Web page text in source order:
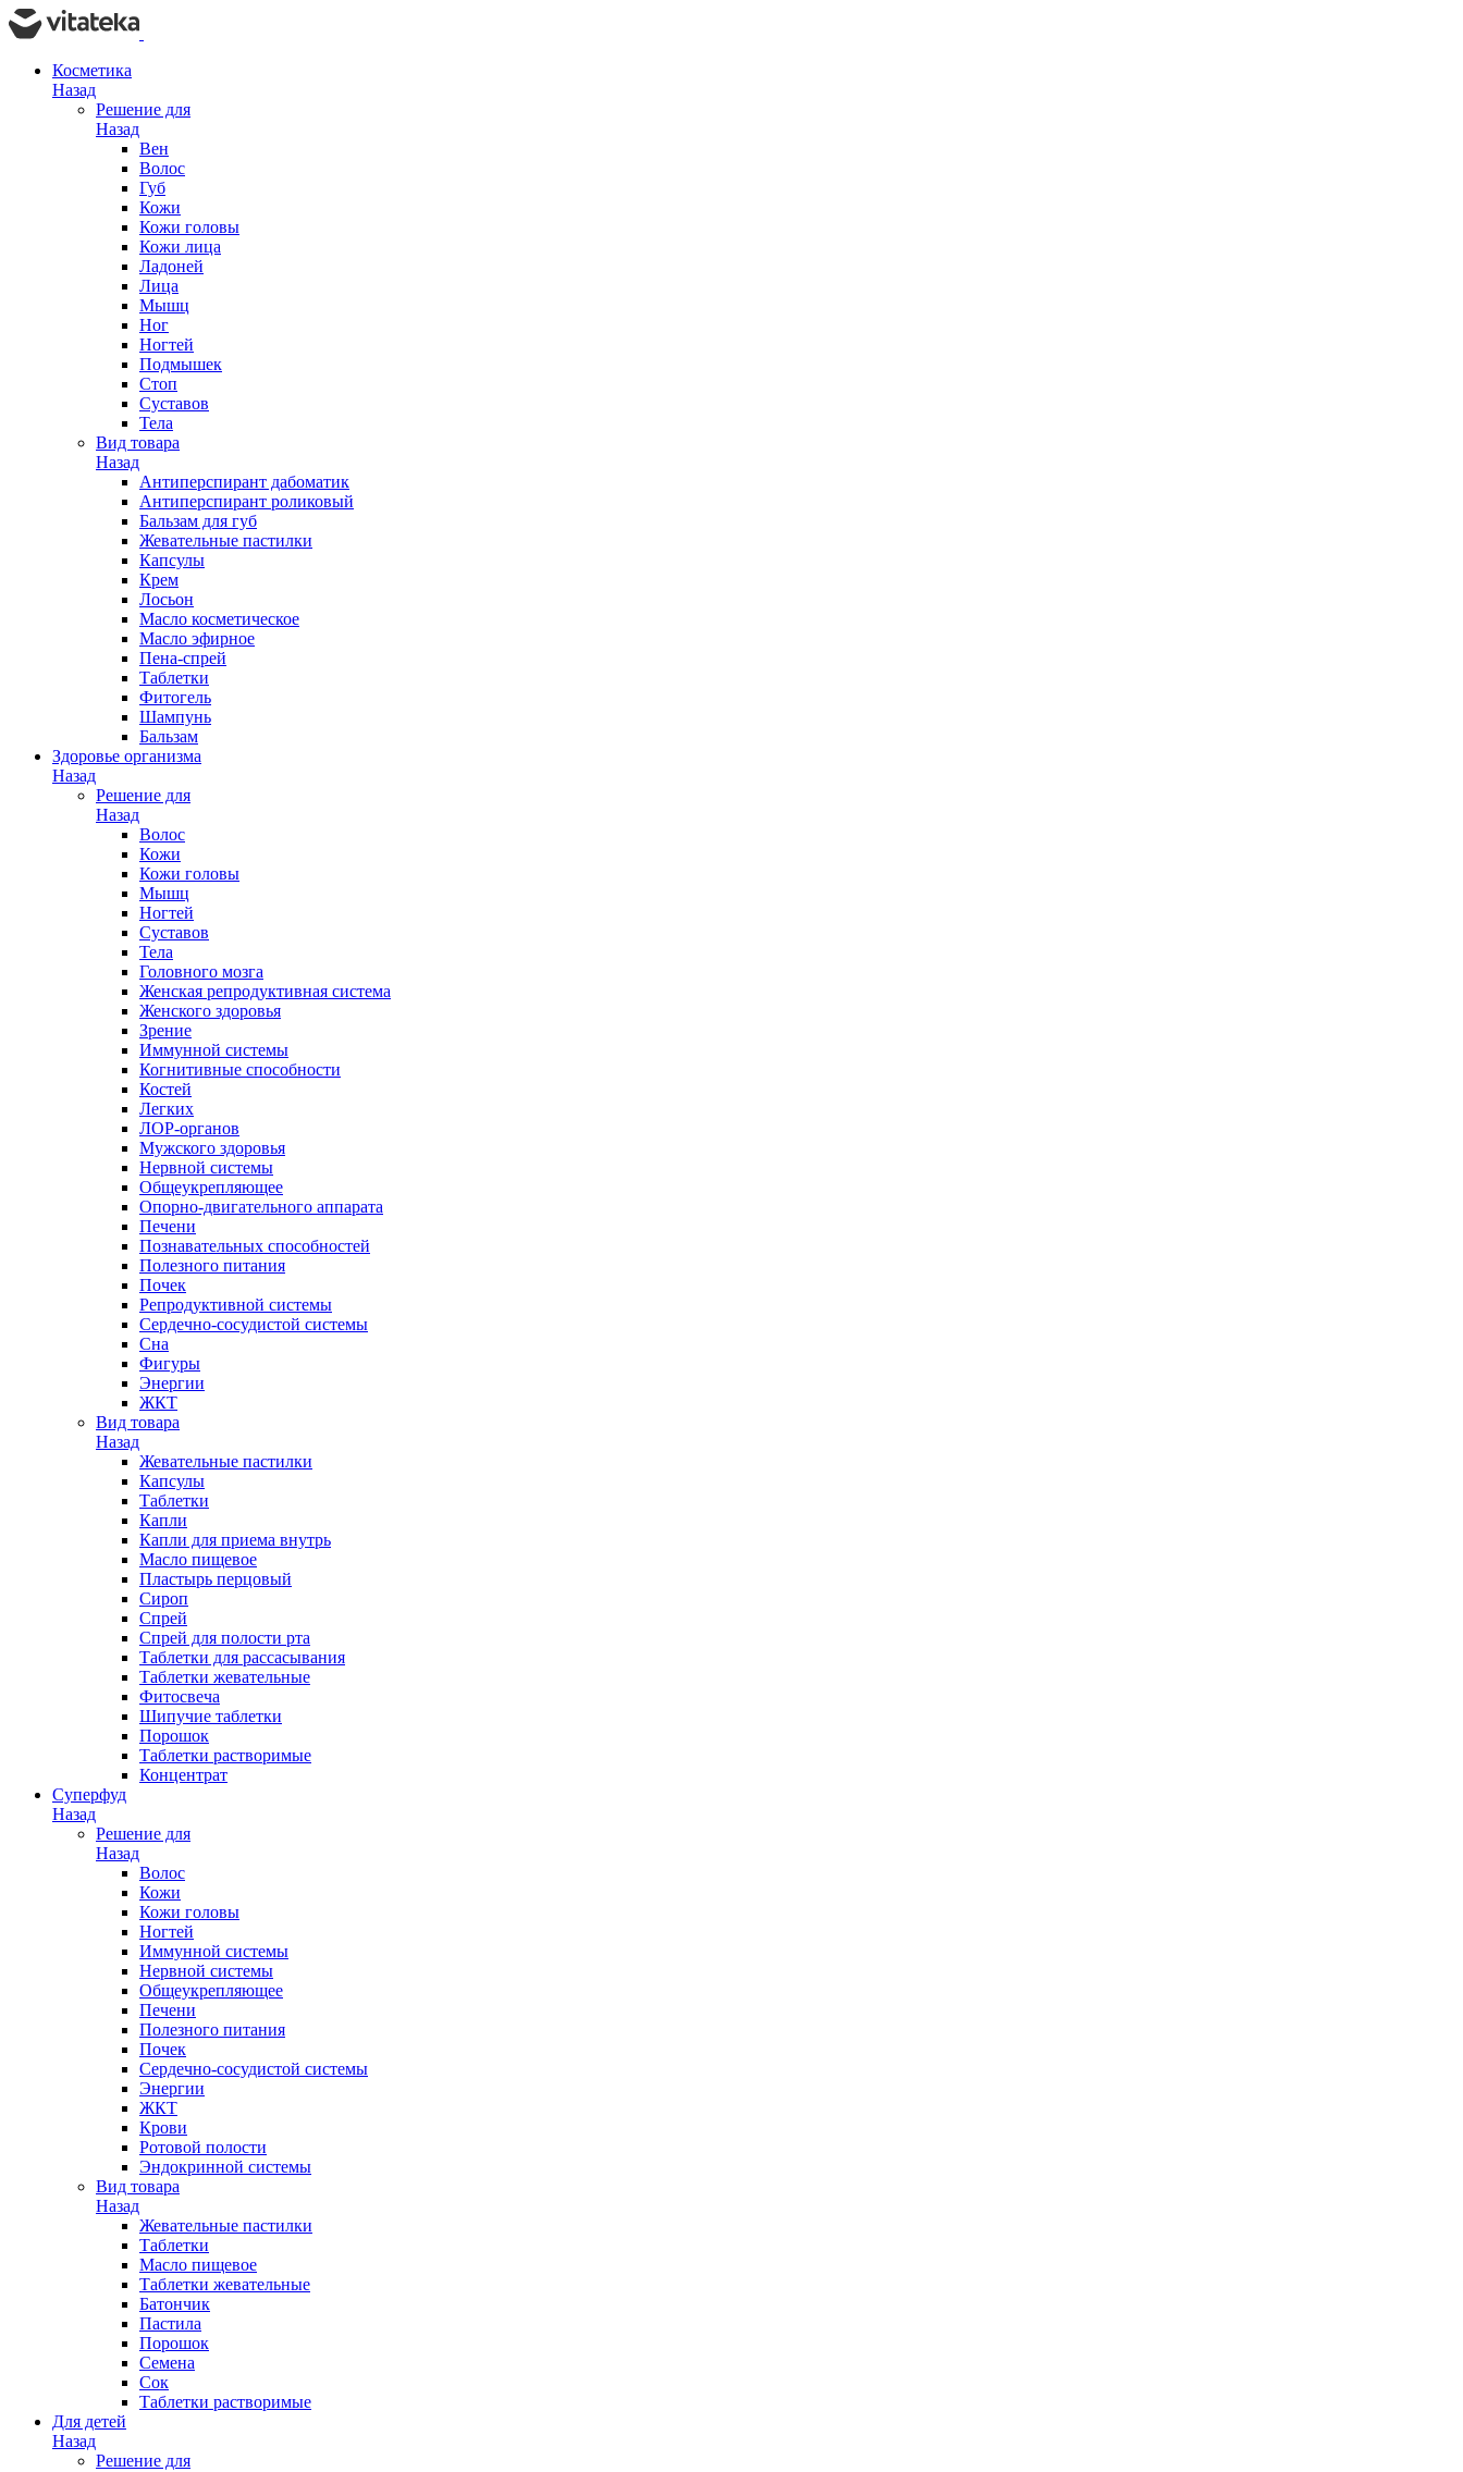
Косметика
Назад
Решение для
Назад
Вен
Волос
Губ
Кожи
Кожи головы
Кожи лица
Ладоней
Лица
Мышц
Ног
Ногтей
Подмышек
Стоп
Суставов
Тела
Вид товара
Назад
Антиперспирант дабоматик
Антиперспирант роликовый
Бальзам для губ
Жевательные пастилки
Капсулы
Крем
Лосьон
Масло косметическое
Масло эфирное
Пена-спрей
Таблетки
Фитогель
Шампунь
Бальзам
Здоровье организма
Назад
Решение для
Назад
Волос
Кожи
Кожи головы
Мышц
Ногтей
Суставов
Тела
Головного мозга
Женская репродуктивная система
Женского здоровья
Зрение
Иммунной системы
Когнитивные способности
Костей
Легких
ЛОР-органов
Мужского здоровья
Нервной системы
Общеукрепляющее
Опорно-двигательного аппарата
Печени
Познавательных способностей
Полезного питания
Почек
Репродуктивной системы
Сердечно-сосудистой системы
Сна
Фигуры
Энергии
ЖКТ
Вид товара
Назад
Жевательные пастилки
Капсулы
Таблетки
Капли
Капли для приема внутрь
Масло пищевое
Пластырь перцовый
Сироп
Спрей
Спрей для полости рта
Таблетки для рассасывания
Таблетки жевательные
Фитосвеча
Шипучие таблетки
Порошок
Таблетки растворимые
Концентрат
Суперфуд
Назад
Решение для
Назад
Волос
Кожи
Кожи головы
Ногтей
Иммунной системы
Нервной системы
Общеукрепляющее
Печени
Полезного питания
Почек
Сердечно-сосудистой системы
Энергии
ЖКТ
Крови
Ротовой полости
Эндокринной системы
Вид товара
Назад
Жевательные пастилки
Таблетки
Масло пищевое
Таблетки жевательные
Батончик
Пастила
Порошок
Семена
Сок
Таблетки растворимые
Для детей
Назад
Решение для